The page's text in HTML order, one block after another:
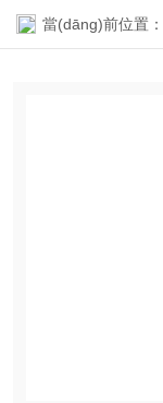
當(dāng)前位置：